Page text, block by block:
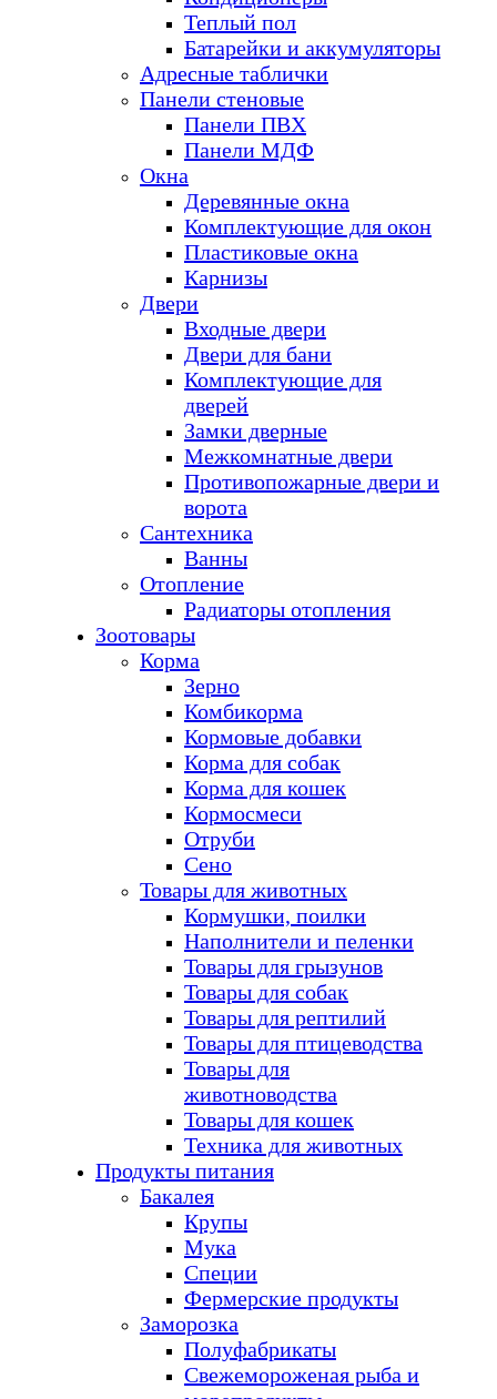
Теплый пол
Батарейки и аккумуляторы
Адресные таблички
Панели стеновые
Панели ПВХ
Панели МДФ
Окна
Деревянные окна
Комплектующие для окон
Пластиковые окна
Карнизы
Двери
Входные двери
Двери для бани
Комплектующие для
дверей
Замки дверные
Межкомнатные двери
Противопожарные двери и
ворота
Сантехника
Ванны
Отопление
Радиаторы отопления
Зоотовары
Корма
Зерно
Комбикорма
Кормовые добавки
Корма для собак
Корма для кошек
Кормосмеси
Отруби
Сено
Товары для животных
Кормушки, поилки
Наполнители и пеленки
Товары для грызунов
Товары для собак
Товары для рептилий
Товары для птицеводства
Товары для
животноводства
Товары для кошек
Техника для животных
Продукты питания
Бакалея
Крупы
Мука
Специи
Фермерские продукты
Заморозка
Полуфабрикаты
Свежемороженая рыба и